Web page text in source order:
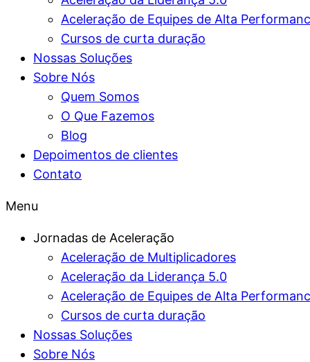
Aceleração de Equipes de Alta
Cursos de curta duração
Nossas Soluções
Sobre Nós
Quem Somos
O Que Fazemos
Blog
Depoimentos de clientes
Contato
Menu
Jornadas de Aceleração
Aceleração de Multiplicadores
Aceleração da Liderança 5.0
Aceleração de Equipes de Alta
Cursos de curta duração
Nossas Soluções
Sobre Nós